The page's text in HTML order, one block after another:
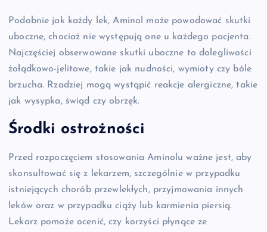
Podobnie jak każdy lek, Aminol może powodować skutki
uboczne, chociaż nie występują one u każdego pacjenta.
Najczęściej obserwowane skutki uboczne to dolegliwości
żołądkowo-jelitowe, takie jak nudności, wymioty czy bóle
brzucha. Rzadziej mogą wystąpić reakcje alergiczne, takie
jak wysypka, świąd czy obrzęk.
Środki ostrożności
Przed rozpoczęciem stosowania Aminolu ważne jest, aby
skonsultować się z lekarzem, szczególnie w przypadku
istniejących chorób przewlekłych, przyjmowania innych
leków oraz w przypadku ciąży lub karmienia piersią.
Lekarz pomoże ocenić, czy korzyści płynące ze